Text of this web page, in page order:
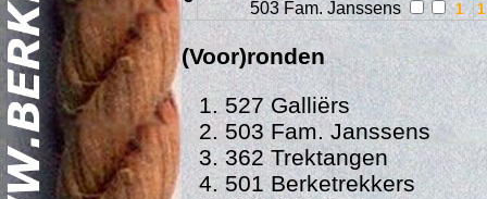
503 Fam. Janssens
(Voor)ronden
527 Galliërs
503 Fam. Janssens
362 Trektangen
501 Berketrekkers